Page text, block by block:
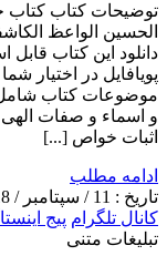
توضیحات کتاب کتاب
دانلود این کتاب
پویافایل در اختیار
موضوعات کتاب
و اسماء و صفات
اثبات خواص [...]
ادامه مطلب
تاریخ : 11 / سپتامبر / 2018
کانال تلگرام پیج
تبلیغات متنی